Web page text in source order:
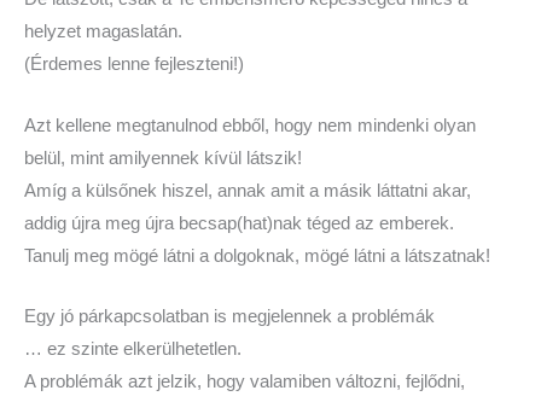
helyzet magaslatán.
(Érdemes lenne fejleszteni!)
Azt kellene megtanulnod ebből, hogy nem mindenki olyan
belül, mint amilyennek kívül látszik!
Amíg a külsőnek hiszel, annak amit a másik láttatni akar,
addig újra meg újra becsap(hat)nak téged az emberek.
Tanulj meg mögé látni a dolgoknak, mögé látni a látszatnak!
Egy jó párkapcsolatban is megjelennek a problémák
… ez szinte elkerülhetetlen.
A problémák azt jelzik, hogy valamiben változni, fejlődni,